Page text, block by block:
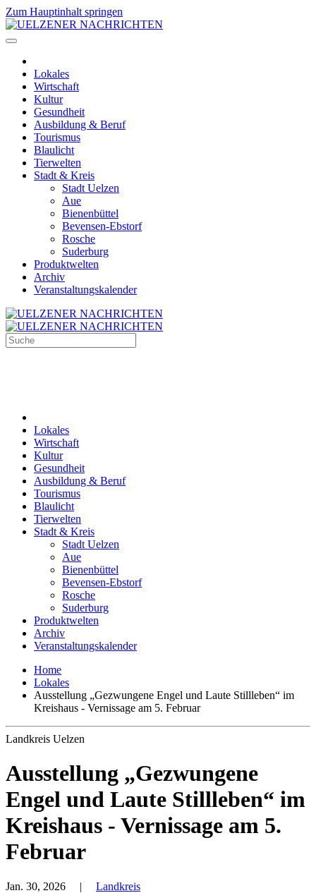
Zum Hauptinhalt springen
Lokales
Wirtschaft
Kultur
Gesundheit
Ausbildung & Beruf
Tourismus
Blaulicht
Tierwelten
Stadt & Kreis
Stadt Uelzen
Aue
Bienenbüttel
Bevensen-Ebstorf
Rosche
Suderburg
Produktwelten
Archiv
Veranstaltungskalender
Lokales
Wirtschaft
Kultur
Gesundheit
Ausbildung & Beruf
Tourismus
Blaulicht
Tierwelten
Stadt & Kreis
Stadt Uelzen
Aue
Bienenbüttel
Bevensen-Ebstorf
Rosche
Suderburg
Produktwelten
Archiv
Veranstaltungskalender
Home
Lokales
Ausstellung „Gezwungene Engel und Laute Stillleben“ im
Kreishaus - Vernissage am 5. Februar
Landkreis Uelzen
Ausstellung „Gezwungene
Engel und Laute Stillleben“ im
Kreishaus - Vernissage am 5.
Februar
Jan. 30, 2026 | Landkreis